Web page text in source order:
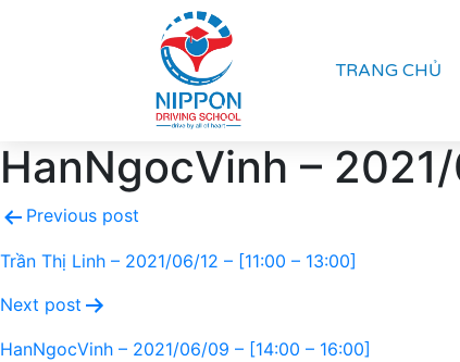
TRANG CHỦ
HanNgocVinh –
Previous post
Trần Thị Linh – 2021/06/12 – [11:00 – 13:00]
Next post
HanNgocVinh – 2021/06/09 – [14:00 – 16:00]